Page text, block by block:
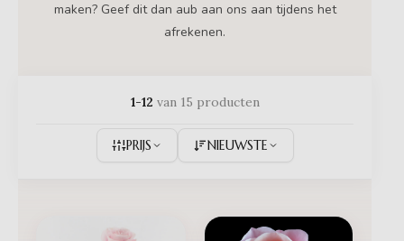
maken? Geef dit dan aub aan ons aan tijdens het
afrekenen.
1-12 van 15 producten
PRIJS NIEUWSTE